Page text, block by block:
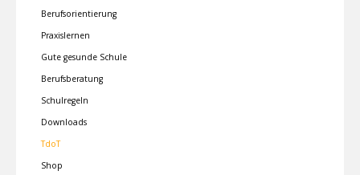
Berufsorientierung
Praxislernen
Gute gesunde Schule
Berufsberatung
Schulregeln
Downloads
TdoT
Shop